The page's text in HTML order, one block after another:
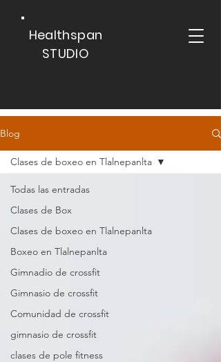
Healthspan
STUDIO
Blog
Todas las entradas
Clases de Box
Clases de boxeo en Tlalnepanlta
Boxeo en Tlalnepanlta
Gimnadio de crossfit
Gimnasio de crossfit
Comunidad de crossfit
gimnasio de crossfit
clases de pole fitness
Clases de boxeo en Tlalnepanlta